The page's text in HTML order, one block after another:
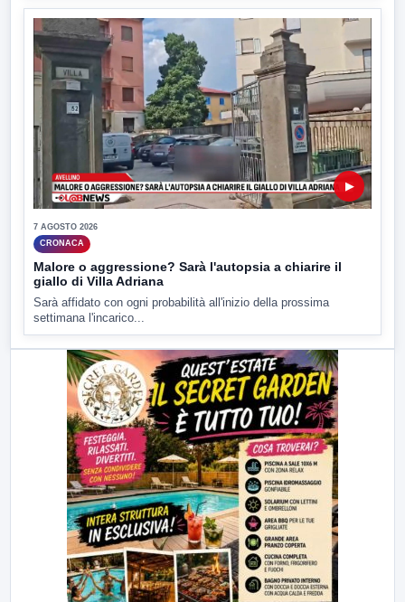
▶
7 AGOSTO 2026
CRONACA
Malore o aggressione? Sarà l'autopsia a chiarire il
giallo di Villa Adriana
Sarà affidato con ogni probabilità all'inizio della prossima
settimana l'incarico...